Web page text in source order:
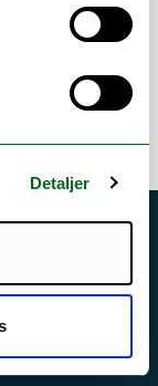
Detaljer
/